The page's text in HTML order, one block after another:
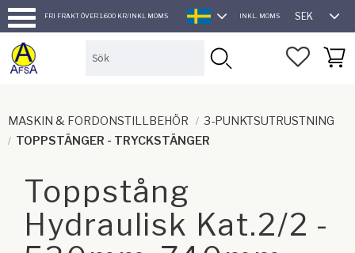
Meny
FRI FRAKT ÖVER 1.600 KR/INKL MOMS
SVENSKA
INKL. MOMS SEK
MASKIN & FORDONSTILLBEHÖR
3-PUNKTSUTRUSTNING
TOPPSTÄNGER - TRYCKSTÄNGER
Toppstång
Hydraulisk Kat.2/2 -